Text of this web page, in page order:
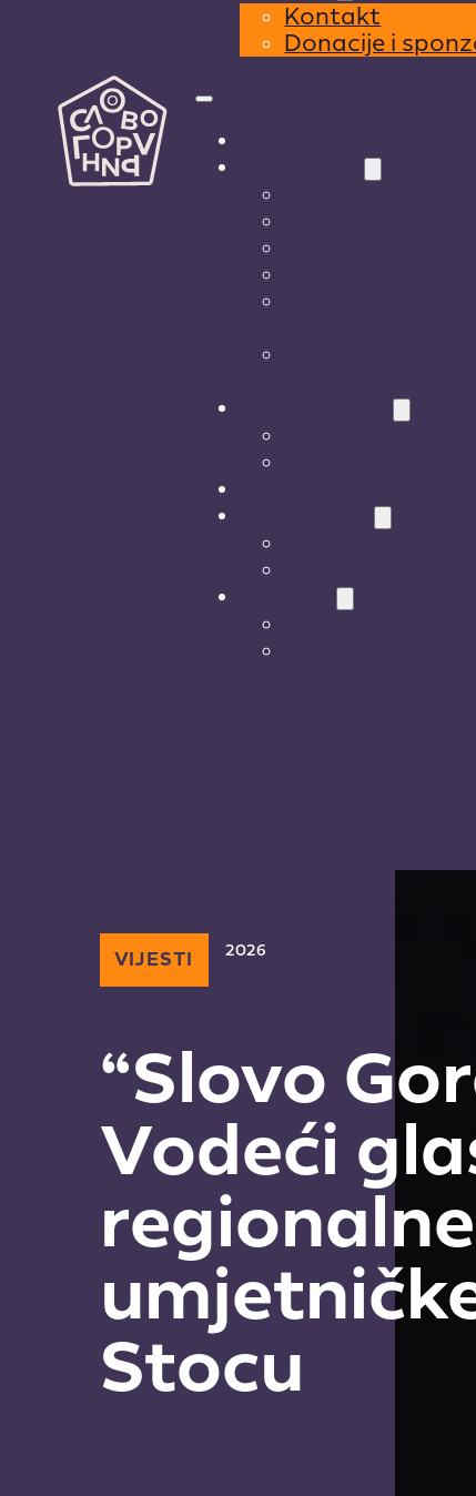
Kontakt
Donacije i
O festivalu
Vijesti i osvrti
Multimedija
Kontakt
VIJESTI 2026
“Slovo
Vodeći
Stocu